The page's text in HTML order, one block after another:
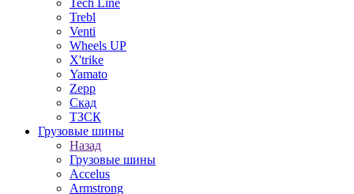
Tech Line
Trebl
Venti
Wheels UP
X'trike
Yamato
Zepp
Скад
ТЗСК
Грузовые шины
Назад
Грузовые шины
Accelus
Armstrong